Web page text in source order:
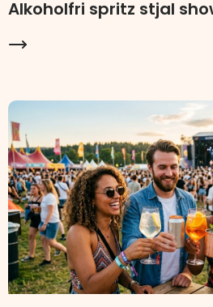
Alkoholfri spritz stjal